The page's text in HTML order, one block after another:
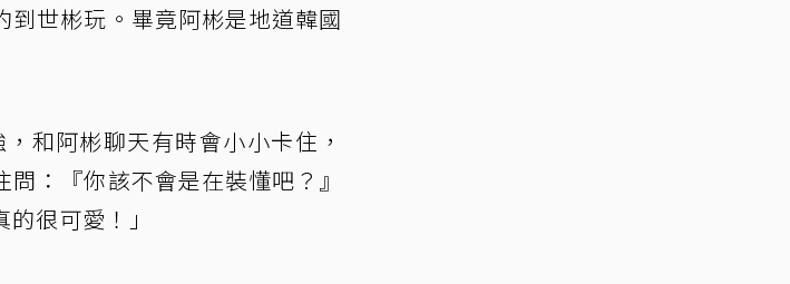
世彬玩。畢竟阿彬是地道韓國
和阿彬聊天有時會小小卡住，
：『你該不會是在裝懂吧？』
很可愛！」